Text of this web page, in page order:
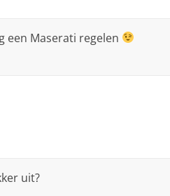
een Maserati regelen
uit?